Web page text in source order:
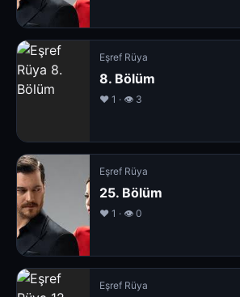
Eşref Rüya
8. Bölüm
❤️ 1 · 👁 3
Eşref Rüya
25. Bölüm
❤️ 1 · 👁 0
Eşref Rüya